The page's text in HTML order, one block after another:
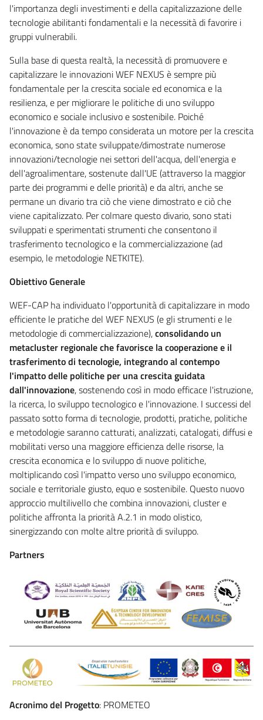
l'importanza degli investimenti e della capitalizzazione delle
tecnologie abilitanti fondamentali e la necessità di favorire i
gruppi vulnerabili.
Sulla base di questa realtà, la necessità di promuovere e
capitalizzare le innovazioni WEF NEXUS è sempre più
fondamentale per la crescita sociale ed economica e la
resilienza, e per migliorare le politiche di uno sviluppo
economico e sociale inclusivo e sostenibile. Poiché
l'innovazione è da tempo considerata un motore per la crescita
economica, sono state sviluppate/dimostrate numerose
innovazioni/tecnologie nei settori dell'acqua, dell'energia e
dell'agroalimentare, sostenute dall'UE (attraverso la maggior
parte dei programmi e delle priorità) e da altri, anche se
permane un divario tra ciò che viene dimostrato e ciò che
viene capitalizzato. Per colmare questo divario, sono stati
sviluppati e sperimentati strumenti che consentono il
trasferimento tecnologico e la commercializzazione (ad
esempio, le metodologie NETKITE).
Obiettivo Generale
WEF-CAP ha individuato l'opportunità di capitalizzare in modo
efficiente le pratiche del WEF NEXUS (e gli strumenti e le
metodologie di commercializzazione),consolidando un
metacluster regionale che favorisce la cooperazione e il
trasferimento di tecnologie, integrando al contempo
l'impatto delle politiche per una crescita guidata
dall'innovazione, sostenendo così in modo efficace l'istruzione,
la ricerca, lo sviluppo tecnologico e l'innovazione. I successi del
passato sotto forma di tecnologie, prodotti, pratiche, politiche
e metodologie saranno catturati, analizzati, catalogati, diffusi e
mobilitati verso una maggiore efficienza delle risorse, la
crescita economica e lo sviluppo di nuove politiche,
moltiplicando così l'impatto verso uno sviluppo economico,
sociale e territoriale giusto, equo e sostenibile. Questo nuovo
approccio multilivello che combina innovazioni, cluster e
politiche affronta la priorità A.2.1 in modo olistico,
sinergizzando con molte altre priorità di sviluppo.
Partners
Acronimo del Progetto: PROMETEO